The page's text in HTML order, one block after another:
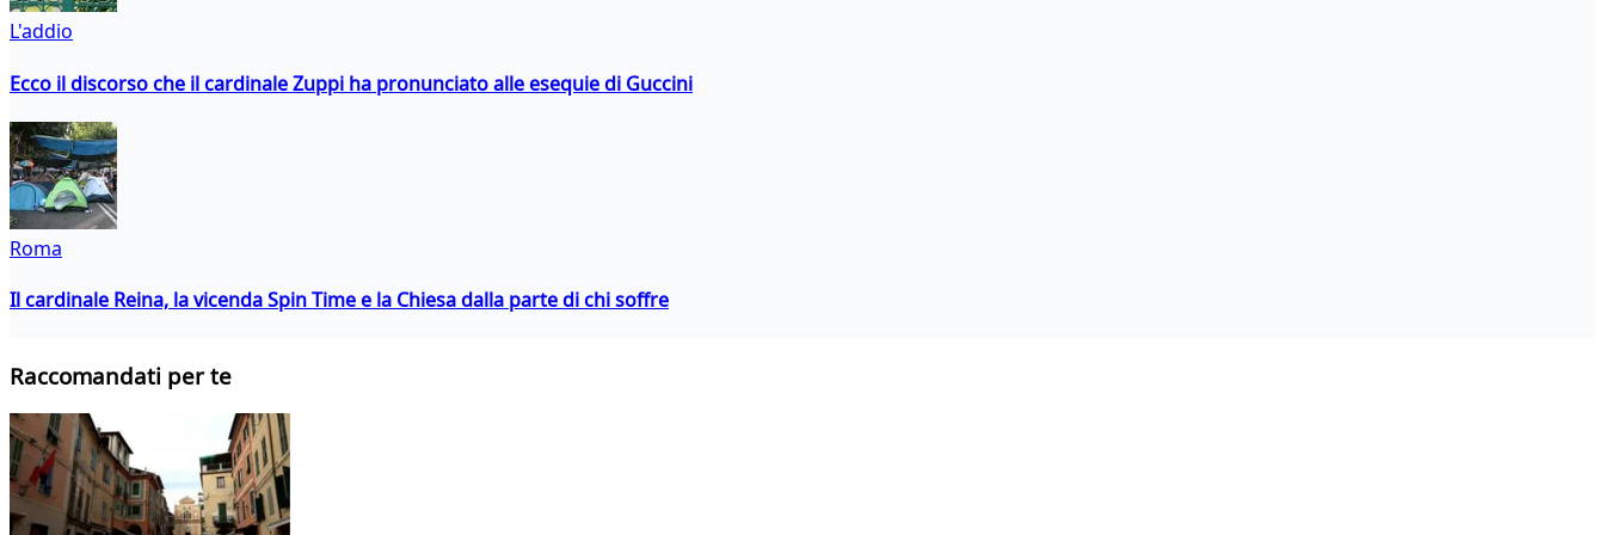
L'addio
Ecco il discorso che il cardinale Zuppi ha pronunciato alle esequie di Guccini
Roma
Il cardinale Reina, la vicenda Spin Time e la Chiesa dalla parte di chi soffre
Raccomandati per te